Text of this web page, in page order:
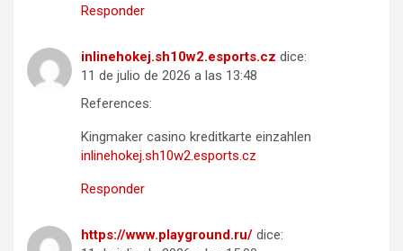
Responder
inlinehokej.sh10w2.esports.cz dice:
11 de julio de 2026 a las 13:48
References:
Kingmaker casino kreditkarte einzahlen
inlinehokej.sh10w2.esports.cz
Responder
https://www.playground.ru/ dice: